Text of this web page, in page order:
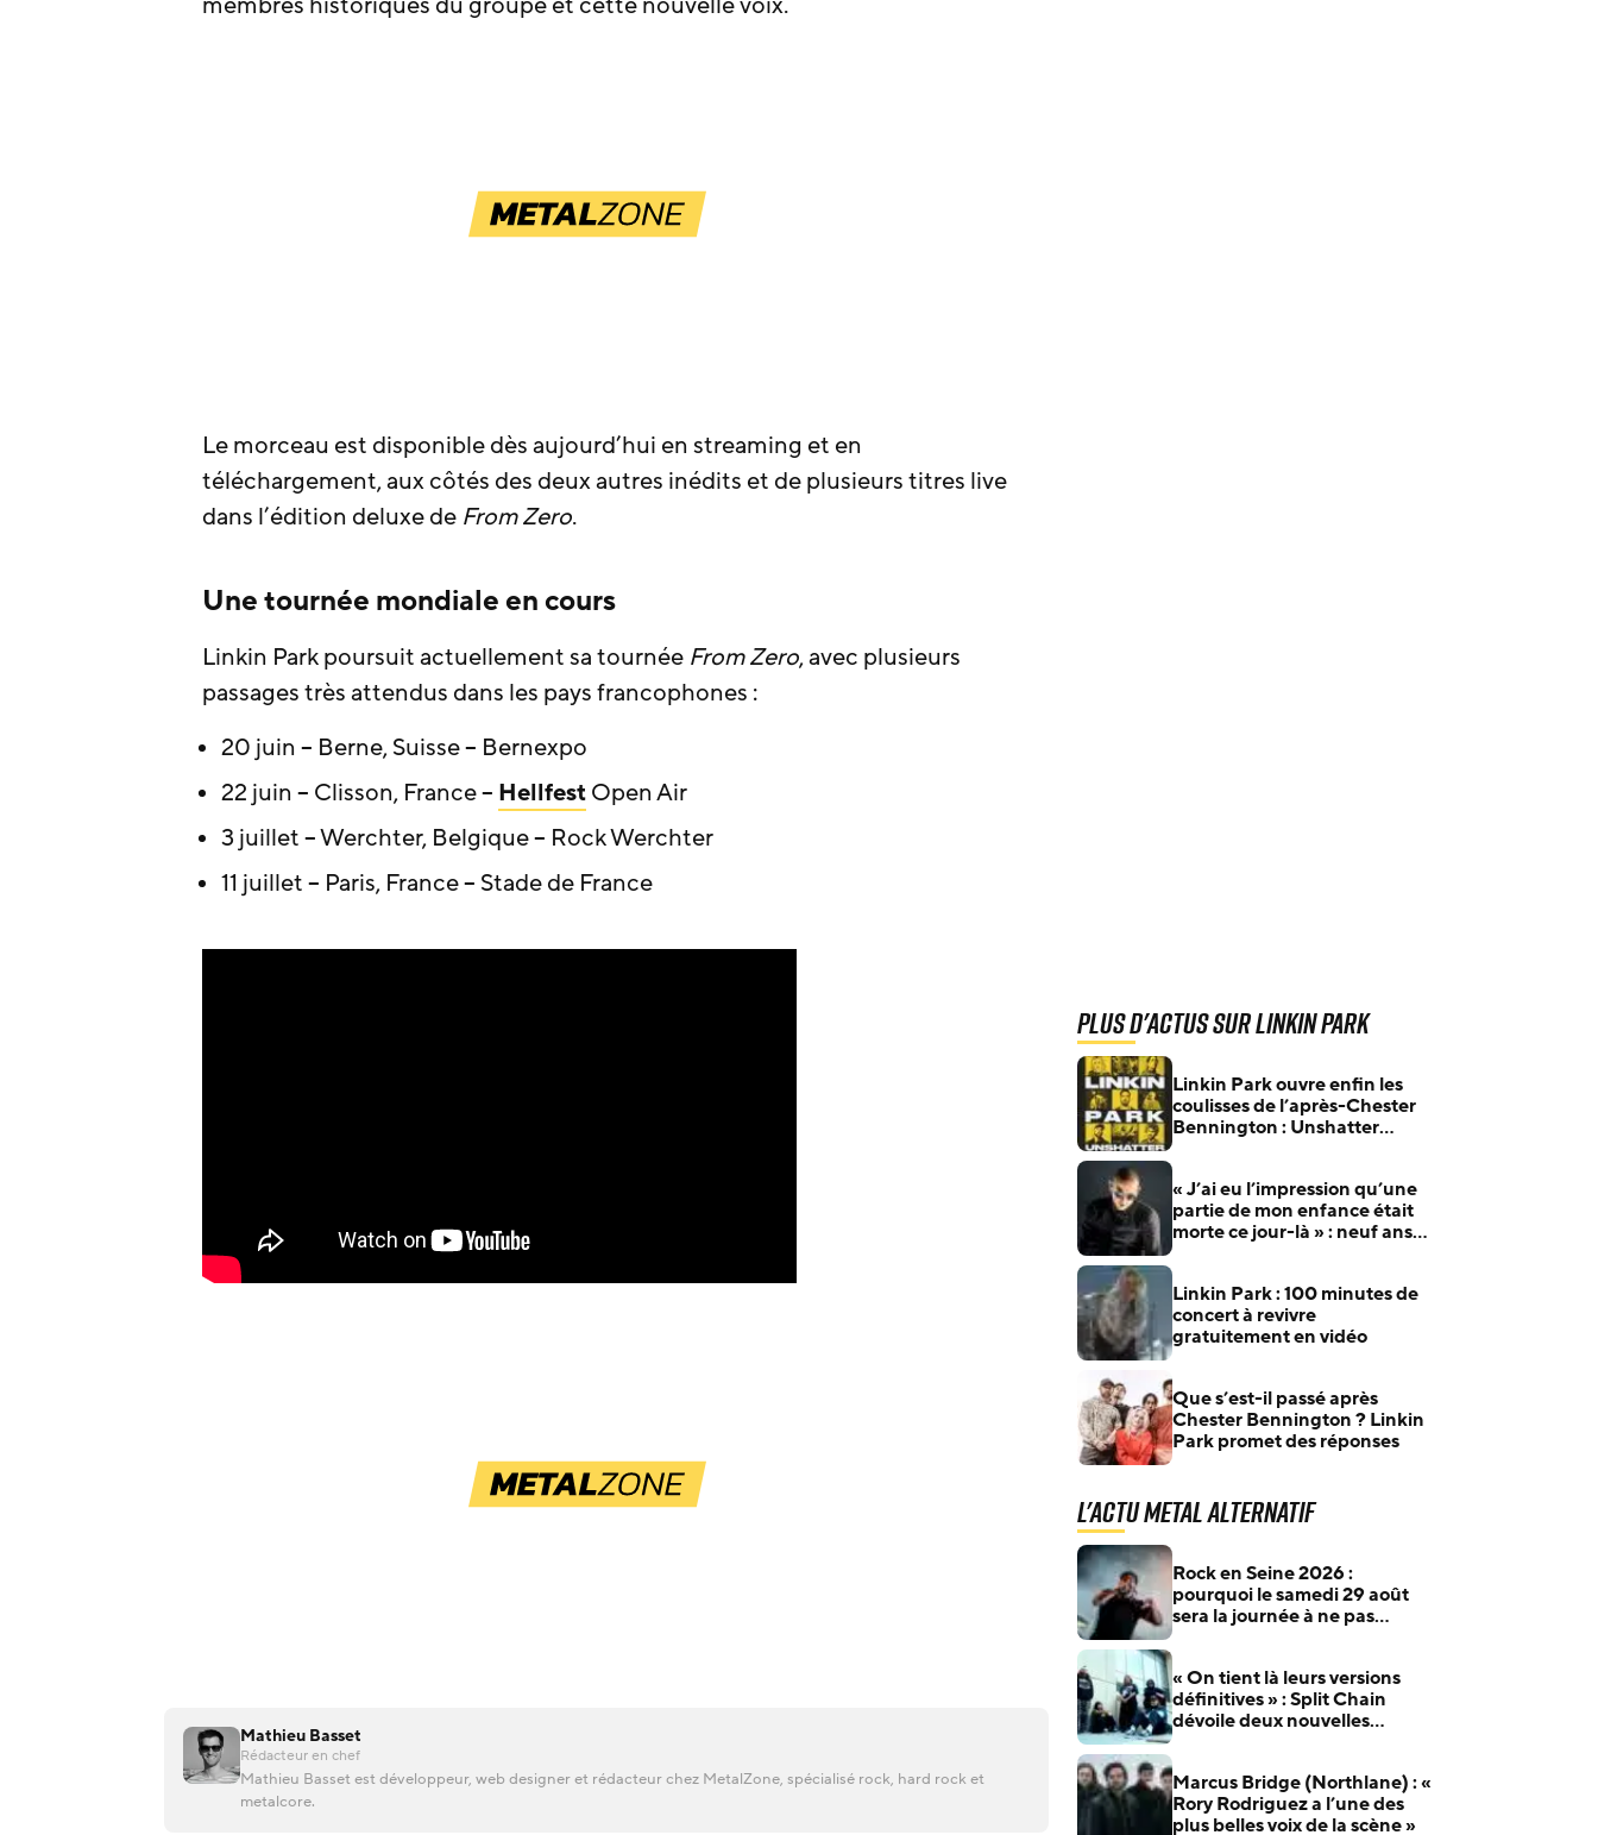
Le morceau est disponible dès aujourd’hui en streaming et en
téléchargement, aux côtés des deux autres inédits et de plusieurs titres live
dans l’édition deluxe de From Zero.
Une tournée mondiale en cours
Linkin Park poursuit actuellement sa tournée From Zero, avec plusieurs
passages très attendus dans les pays francophones :
20 juin – Berne, Suisse – Bernexpo
22 juin – Clisson, France – HellfestOpen Air
3 juillet – Werchter, Belgique – Rock Werchter
11 juillet – Paris, France – Stade de France
Mathieu Basset
Rédacteur en chef
Mathieu Basset est développeur, web designer et rédacteur chez MetalZone, spécialisé rock, hard rock et
metalcore.
Plus d'actus sur Linkin Park
Linkin Park ouvre enfin les
coulisses de l’après-Chester
Bennington : Unshatter
« J’ai eu l’impression qu’une
partie de mon enfance était
morte ce jour-là » : neuf ans
immense
Linkin Park : 100 minutes de
concert à revivre
gratuitement en vidéo
Que s’est-il passé après
Chester Bennington ? Linkin
Park promet des réponses
L'actu Metal Alternatif
Rock en Seine 2026 :
pourquoi le samedi 29 août
sera la journée à ne pas
« On tient là leurs versions
définitives » : Split Chain
dévoile deux nouvelles
Marcus Bridge (Northlane) : «
Rory Rodriguez a l’une des
plus belles voix de la scène »